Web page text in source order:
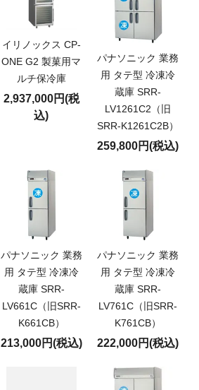
イリノックス CP-
ONE G2 製菓用マ
ルチ保冷庫
2,937,000円(税
込)
パナソニック 業務
用 タテ型 冷凍冷
蔵庫 SRR-
LV1261C2（旧
SRR-K1261C2B）
259,800円(税込)
パナソニック 業務
用 タテ型 冷凍冷
蔵庫 SRR-
LV661C（旧SRR-
K661CB）
213,000円(税込)
パナソニック 業務
用 タテ型 冷凍冷
蔵庫 SRR-
LV761C（旧SRR-
K761CB）
222,000円(税込)